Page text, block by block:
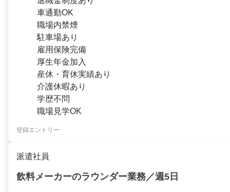
車通勤OK
職場内禁煙
駐車場あり
雇用保険完備
厚生年金加入
産休・育休実績あり
介護休暇あり
学歴不問
職場見学OK
登録エントリー
派遣社員
飲料メーカーのラウンダー業務／週5日